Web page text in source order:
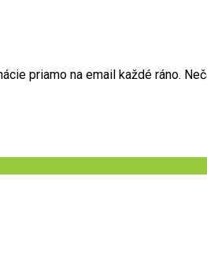
priamo na email každé ráno.